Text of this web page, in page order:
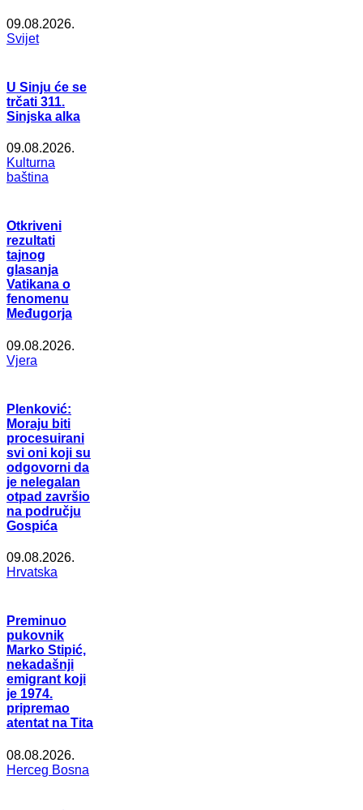
09.08.2026.
Svijet
U Sinju će se
trčati 311.
Sinjska alka
09.08.2026.
Kulturna
baština
Otkriveni
rezultati
tajnog
glasanja
Vatikana o
fenomenu
Međugorja
09.08.2026.
Vjera
Plenković:
Moraju biti
procesuirani
svi oni koji su
odgovorni da
je nelegalan
otpad završio
na području
Gospića
09.08.2026.
Hrvatska
Preminuo
pukovnik
Marko Stipić,
nekadašnji
emigrant koji
je 1974.
pripremao
atentat na Tita
08.08.2026.
Herceg Bosna